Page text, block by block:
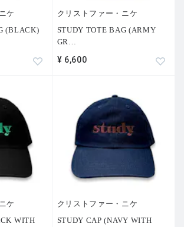
れた始まりを、ニッカーソンは生々しさ
を帯びたワードローブを構築し、モデル
ョーンズ（Charlie Jones）が身にまと
拠点に活躍するフォトグラファー、マー
、ほとんど存在していないかのような、
階にあるファッションであり、だからこ
られるものでもある。これらのイメージ
あると同時に、一つの結論のようにも映
ンであり、ポートレートでもある写真群
立しながら、アイデアが現実へとゆっく
過程へと視線を引き戻していく。
ォリオがファッションの構造に焦点を当
ートページではより即時的な体験へと視
ケ
(BLACK)
クリストファー・ニケ
STUDY TOTE BAG (ARMY
GR
¥ 6,600
ケ
WITH
クリストファー・ニケ
STUDY CAP (NAVY WITH